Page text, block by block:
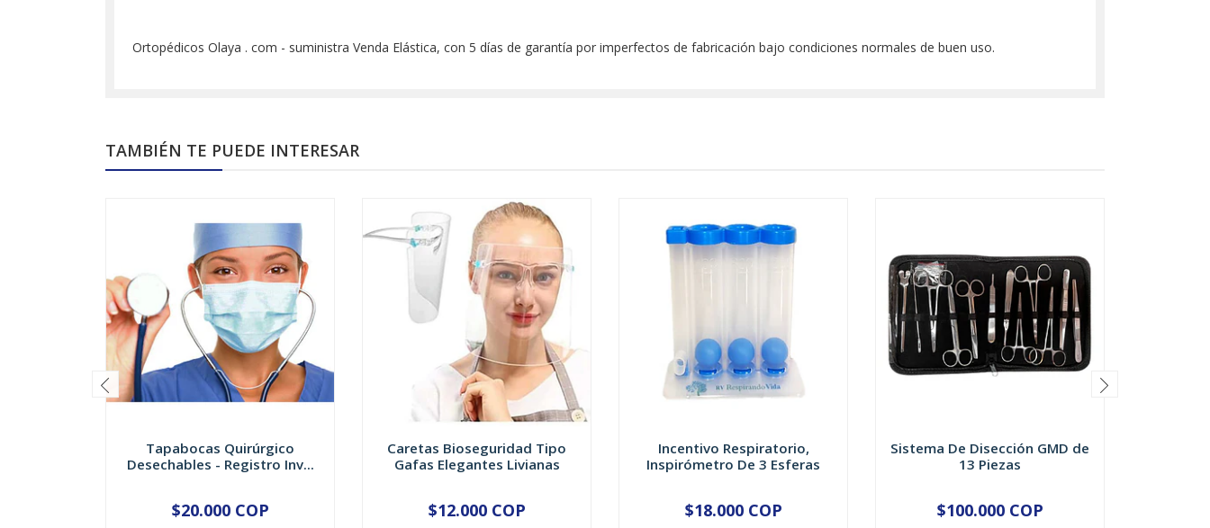
Ortopédicos Olaya . com - suministra Venda Elástica, con 5 días de garantía por imperfectos de fabricación bajo condiciones normales de buen uso.
TAMBIÉN TE PUEDE INTERESAR
Tapabocas Quirúrgico
Desechables - Registro Inv...
+
$20.000 COP
Caretas Bioseguridad Tipo
Gafas Elegantes Livianas
+
$12.000 COP
Incentivo Respiratorio,
Inspirómetro De 3 Esferas
+
$18.000 COP
Sistema De Disección GMD de
13 Piezas
+
$100.000 COP